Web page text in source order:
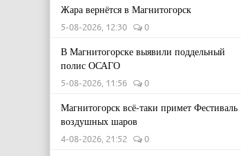
Жара вернётся в Магнитогорск
5-08-2026, 12:30 0
В Магнитогорске выявили поддельный
полис ОСАГО
5-08-2026, 11:56 0
Магнитогорск всё-таки примет Фестиваль
воздушных шаров
4-08-2026, 21:52 0